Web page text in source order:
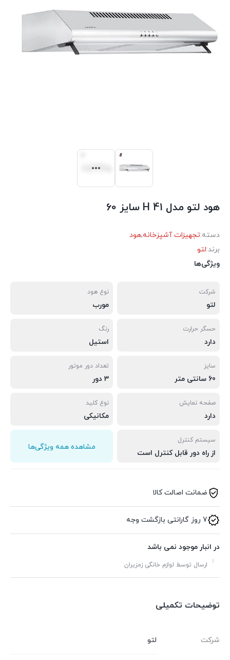
هود لتو مدل H 41 سایز 60
دسته:تجهیزات آشپزخانه,هود
برند:لتو
ویژگی‌ها
شرکت
لتو
نوع هود
مورب
حسگر حرارت
دارد
رنگ
استیل
سایز
60 سانتی متر
تعداد دور موتور
3 دور
صفحه نمایش
دارد
نوع کلید
مکانیکی
سیستم کنترل
از راه دور قابل کنترل است
مشاهده همه ویژگی‌ها
ضمانت اصالت کالا
7 روز گارانتی بازگشت وجه
در انبار موجود نمی باشد
ارسال توسط لوازم خانگی زمزیران
توضیحات تکمیلی
شرکت لتو